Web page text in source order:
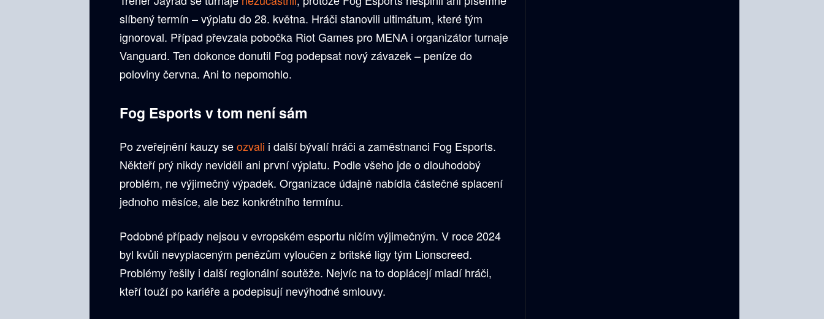
slíbený termín – výplatu do 28. května. Hráči stanovili ultimátum, které tým
ignoroval. Případ převzala pobočka Riot Games pro MENA i organizátor turnaje
Vanguard. Ten dokonce donutil Fog podepsat nový závazek – peníze do
poloviny června. Ani to nepomohlo.
Fog Esports v tom není sám
Po zveřejnění kauzy seozvali i další bývalí hráči a zaměstnanci Fog Esports.
Někteří prý nikdy neviděli ani první výplatu. Podle všeho jde o dlouhodobý
problém, ne výjimečný výpadek. Organizace údajně nabídla částečné splacení
jednoho měsíce, ale bez konkrétního termínu.
Podobné případy nejsou v evropském esportu ničím výjimečným. V roce 2024
byl kvůli nevyplaceným penězům vyloučen z britské ligy tým Lionscreed.
Problémy řešily i další regionální soutěže. Nejvíc na to doplácejí mladí hráči,
kteří touží po kariéře a podepisují nevýhodné smlouvy.